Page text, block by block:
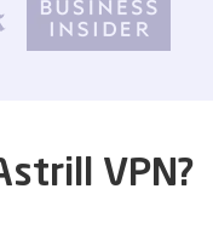
VPN?